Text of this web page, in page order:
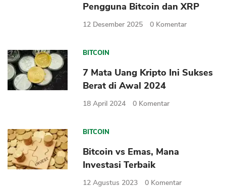
Asuransi
Asuransi Jiwa
Pengguna Bitcoin dan XRP
12 Desember 2025 0 Komentar
BITCOIN
7 Mata Uang Kripto Ini Sukses
Berat di Awal 2024
18 April 2024 0 Komentar
BITCOIN
Bitcoin vs Emas, Mana
Investasi Terbaik
12 Agustus 2023 0 Komentar